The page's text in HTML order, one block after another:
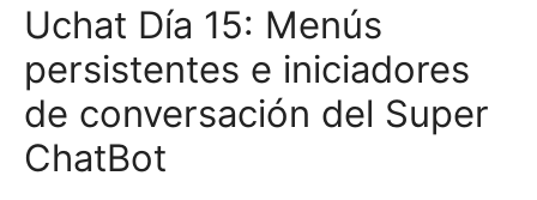
Uchat Día 15: Menús
persistentes e iniciadores
de conversación del Super
ChatBot